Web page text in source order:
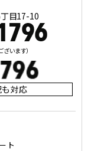
目17-10
います）
対応
ト